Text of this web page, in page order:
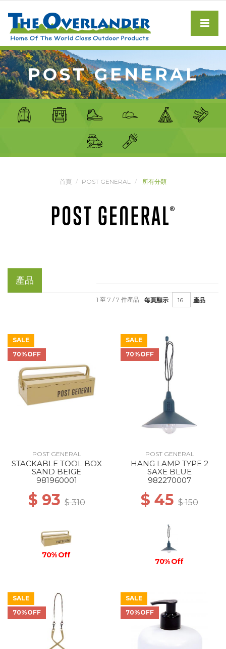
POST GENERAL
首頁 POST GENERAL 所有分類
產品
每頁顯示 產品
1 至 7 / 7 件產品
SALE
70%OFF
POST GENERAL
STACKABLE TOOL BOX
SAND BEIGE
981960001
$ 93$ 310
70% Off
SALE
70%OFF
POST GENERAL
HANG LAMP TYPE 2
SAXE BLUE
982270007
$ 45 $ 150
70% Off
SALE
70%OFF
SALE
70%OFF